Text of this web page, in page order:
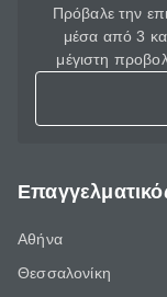
Πρόβαλε την
μέσα από 3
μέγιστη
Αθήνα
Θεσσαλονίκη